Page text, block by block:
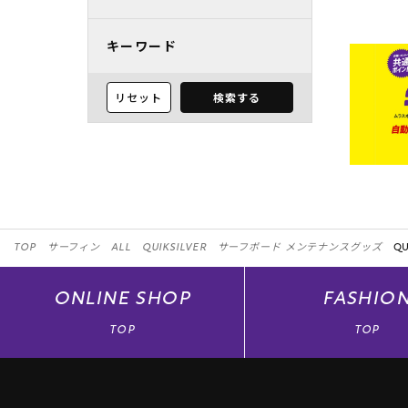
キーワード
リセット 検索する
TOP サーフィン ALL QUIKSILVER サーフボード メンテナンスグッズ
ONLINE SHOP
TOP TOP